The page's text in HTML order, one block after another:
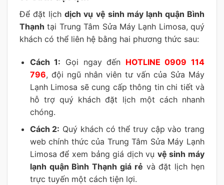
Để đặt lịchdịch vụ vệ sinh máy lạnh quận Bình
Thạnh tại Trung Tâm Sửa Máy Lạnh Limosa, quý
khách có thể liên hệ bằng hai phương thức sau:
Cách 1: Gọi ngay đến HOTLINE 0909 114
796, đội ngũ nhân viên tư vấn của Sửa Máy
Lạnh Limosa sẽ cung cấp thông tin chi tiết và
hỗ trợ quý khách đặt lịch một cách nhanh
chóng.
Cách 2: Quý khách có thể truy cập vào trang
web chính thức của Trung Tâm Sửa Máy Lạnh
Limosa để xem bảng giá dịch vụ vệ sinh máy
lạnh quận Bình Thạnh giá rẻ và đặt lịch hẹn
trực tuyến một cách tiện lợi.